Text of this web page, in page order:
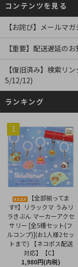
コンテンツを見る
【お詫び】メールマ
【重要】配送遅延の
【復旧済み】検索リ
5/12/12)
ランキング
1
【全部揃ってま
す!!】リラックマ うみリ
ラきぶん マーカーアクセ
サリー [全5種セット(フ
ルコンプ)](お1人様2セッ
トまで) 【ネコポス配送
対応】【C】
1,980円(内税)